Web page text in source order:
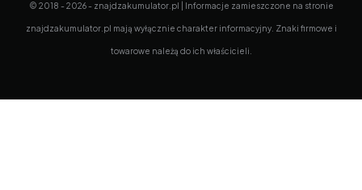
© 2018 - 2026 - znajdzakumulator.pl | Informacje zamieszczone na stronie
znajdzakumulator.pl mają wyłącznie charakter informacyjny. Znaki firmowe i
towarowe należą do ich właścicieli.